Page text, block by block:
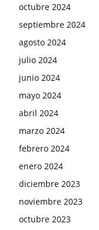
octubre 2024
septiembre 2024
agosto 2024
julio 2024
junio 2024
mayo 2024
abril 2024
marzo 2024
febrero 2024
enero 2024
diciembre 2023
noviembre 2023
octubre 2023